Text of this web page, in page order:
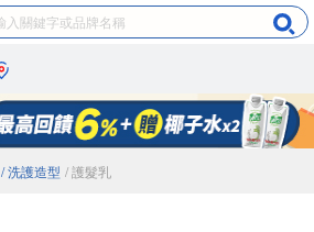
/ 洗護造型 / 護髮乳